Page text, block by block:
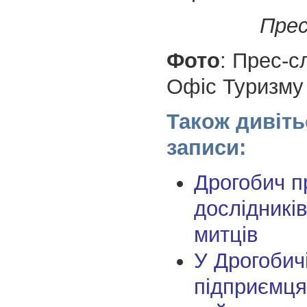
Фото: Прес-
Офіс Туризму
Також
записи:
Дрогобич
митців
У